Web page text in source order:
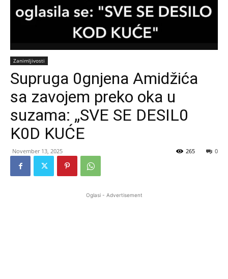
Zanimljivosti
Supruga 0gnjena Amidžića
sa zavojem preko oka u
suzama: „SVE SE DESIL0
K0D KUĆE
November 13, 2025 0
265
Oglasi - Advertisement